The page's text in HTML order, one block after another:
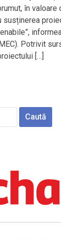
în valoare
susținerea
Potrivit
[…]